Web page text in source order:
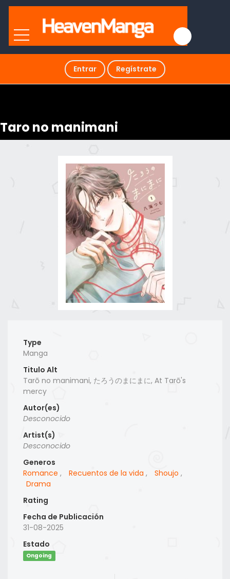
Entrar Regístrate
Taro no manimani
Type
Manga
Titulo Alt
Tarō no manimani, たろうのまにまに, At Tarō's
mercy
Autor(es)
Desconocido
Artist(s)
Desconocido
Generos
Romance , Recuentos de la vida , Shoujo ,
Drama
Rating
Fecha de Publicación
31-08-2025
Estado
Ongoing